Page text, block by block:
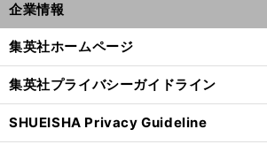
企業情報
集英社ホームページ
集英社プライバシーガイドライン
SHUEISHA Privacy Guideline